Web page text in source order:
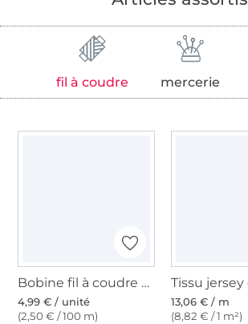
fil à coudre mercerie
Bobine fil à coudre Gütermann 200m polyester, (111) blanc vanille
4,99 € / unité
(2,50 € / 100 m)
13,06 € / m
(8,82 € / 1 m²)